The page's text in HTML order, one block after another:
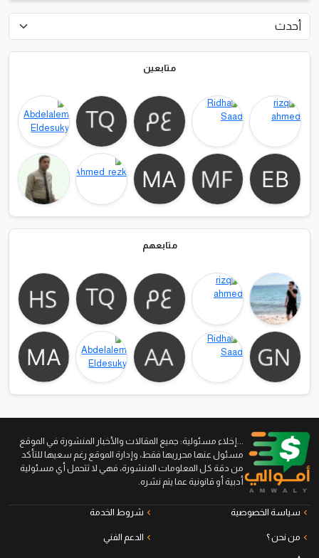
متابعين
متابعهم
...إخلاء مسئولية: جميع المقالات والأخبار المنشورة في الموقع
مسئول عنها محرريها فقط، وإدارة الموقع رغم سعيها للتأكد
من دقة كل المعلومات المنشورة، فهي لا تتحمل أي مسئولية
أدبية أو قانونية عما يتم نشره.
سياسة الخصوصية شروط الخدمة
من نحن ؟ الدعم الفني